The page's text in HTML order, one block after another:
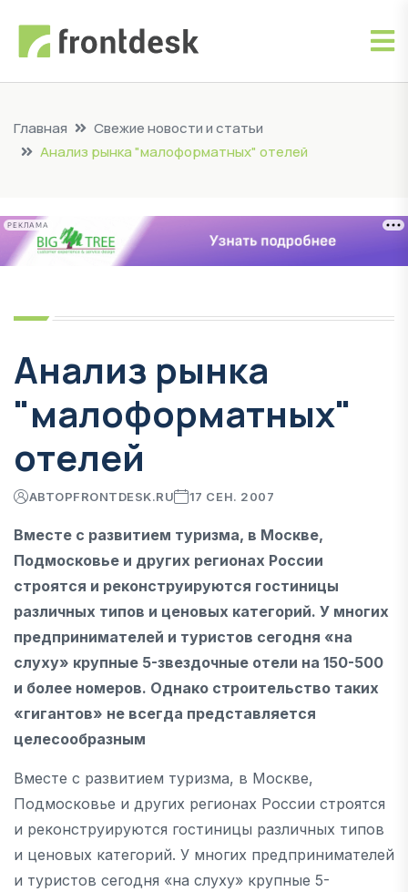
Главная
Свежие новости и статьи
Анализ рынка "малоформатных" отелей
РЕКЛАМА
Анализ рынка
"малоформатных"
отелей
АВТОРFRONTDESK.RU 17 СЕН. 2007
Вместе с развитием туризма, в Москве,
Подмосковье и других регионах России
строятся и реконструируются гостиницы
различных типов и ценовых категорий. У многих
предпринимателей и туристов сегодня «на
слуху» крупные 5-звездочные отели на 150-500
и более номеров. Однако строительство таких
«гигантов» не всегда представляется
целесообразным
Вместе с развитием туризма, в Москве,
Подмосковье и других регионах России строятся
и реконструируются гостиницы различных типов
и ценовых категорий. У многих предпринимателей
и туристов сегодня «на слуху» крупные 5-